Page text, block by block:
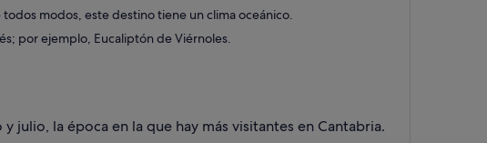
modos, este destino tiene un clima oceánico.
por ejemplo, Eucaliptón de Viérnoles.
julio, la época en la que hay más visitantes en Cantabria.